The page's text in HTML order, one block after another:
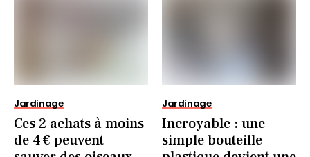
Jardinage
Ces 2 achats à moins
de 4 € peuvent
Jardinage
Incroyable : une
simple bouteille